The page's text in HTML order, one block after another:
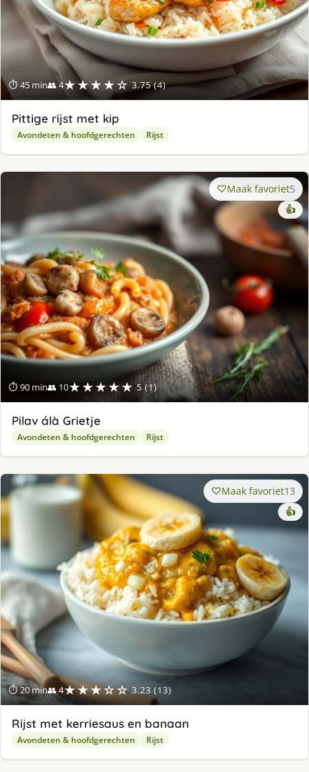
⏱ 45 min👥 4★★★★☆ 3.75 (4)
Pittige rijst met kip
Avondeten & hoofdgerechten Rijst
⏱ 90 min👥 10★★★★★ 5 (1)
Maak favoriet5
👍
Pilav álà Grietje
Avondeten & hoofdgerechten Rijst
⏱ 20 min👥 4★★★☆☆ 3.23 (13)
Maak favoriet13
👍
Rijst met kerriesaus en banaan
Avondeten & hoofdgerechten Rijst